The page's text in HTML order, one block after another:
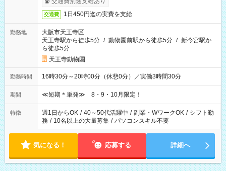
交通費 1日450円迄の実費を支給
勤務地
大阪市天王寺区
天王寺駅から徒歩5分 / 動物園前駅から徒歩5分 / 新今宮駅か
ら徒歩5分
天王寺動物園
勤務時間 16時30分～20時00分（休憩0分）／実働3時間30分
期間 ≪短期＊単発≫ 8・9・10月限定！
特徴 週1日からOK / 40～50代活躍中 / 副業・WワークOK / シフト勤
務 / 10名以上の大量募集 / パソコンスキル不要
気になる！ 応募する 詳細へ